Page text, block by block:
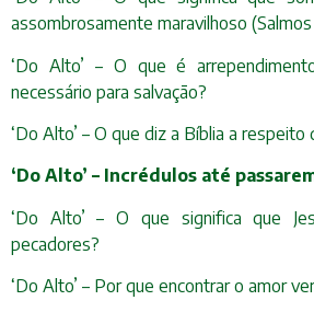
assombrosamente maravilhoso (Salmos
‘Do Alto’ – O que é
necessário para salvação?
‘Do Alto’ – O que diz a Bíblia a respeito
‘Do Alto’ – Incrédulos até
‘Do Alto’ – O que significa que
pecadores?
‘Do Alto’ – Por que encontrar o amor